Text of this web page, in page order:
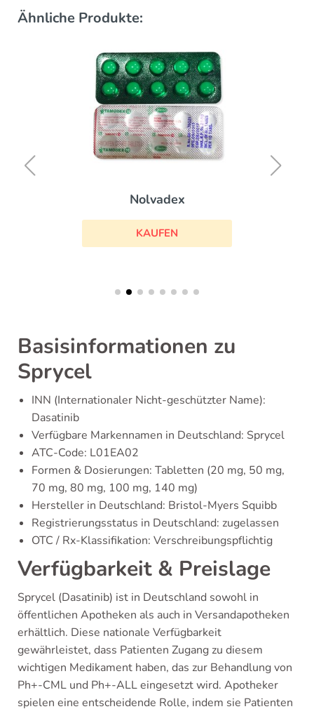
Ähnliche Produkte:
Nolvadex
KAUFEN
Basisinformationen zu
Sprycel
INN (Internationaler Nicht-geschützter Name):
Dasatinib
Verfügbare Markennamen in Deutschland: Sprycel
ATC-Code: L01EA02
Formen & Dosierungen: Tabletten (20 mg, 50 mg,
70 mg, 80 mg, 100 mg, 140 mg)
Hersteller in Deutschland: Bristol-Myers Squibb
Registrierungsstatus in Deutschland: zugelassen
OTC / Rx-Klassifikation: Verschreibungspflichtig
Verfügbarkeit & Preislage
Sprycel (Dasatinib) ist in Deutschland sowohl in
öffentlichen Apotheken als auch in Versandapotheken
erhältlich. Diese nationale Verfügbarkeit
gewährleistet, dass Patienten Zugang zu diesem
wichtigen Medikament haben, das zur Behandlung von
Ph+-CML und Ph+-ALL eingesetzt wird. Apotheker
spielen eine entscheidende Rolle, indem sie Patienten